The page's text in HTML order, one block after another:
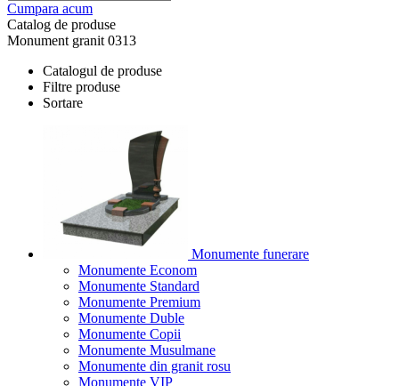
Cumpara acum
Catalog de produse
Monument granit 0313
Catalogul de produse
Filtre produse
Sortare
Monumente funerare
Monumente Econom
Monumente Standard
Monumente Premium
Monumente Duble
Monumente Copii
Monumente Musulmane
Monumente din granit rosu
Monumente VIP